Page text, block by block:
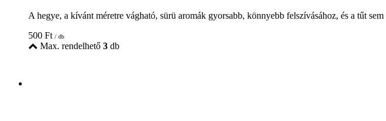
A hegye, a kívánt méretre vágható, sürü aromák gyorsabb, könnyebb felszívásához, és a tűt
500 Ft / db
Max. rendelhető 3 db